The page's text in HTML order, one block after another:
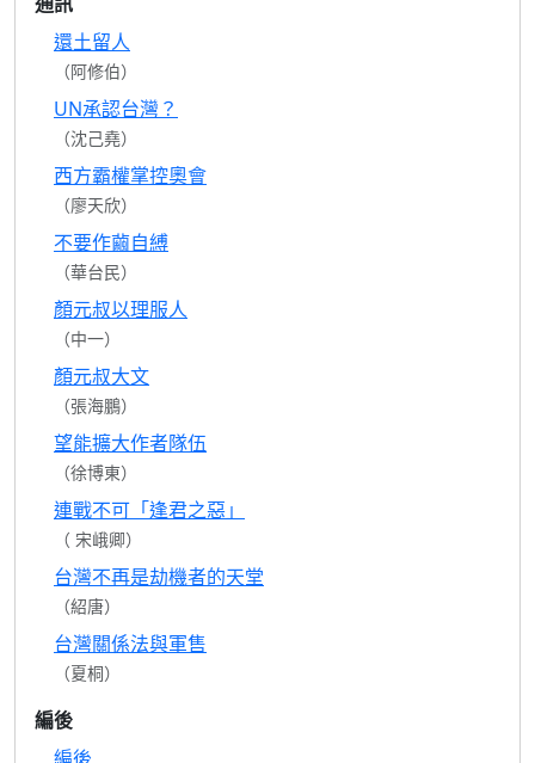
還土留人
（阿修伯）
UN承認台灣？
（沈己堯）
西方霸權掌控奧會
（廖天欣）
不要作繭自縛
（華台民）
顏元叔以理服人
（中一）
顏元叔大文
（張海鵬）
望能擴大作者隊伍
（徐博東）
連戰不可「逢君之惡」
（ 宋峨卿）
台灣不再是劫機者的天堂
（紹唐）
台灣關係法與軍售
（夏桐）
編後